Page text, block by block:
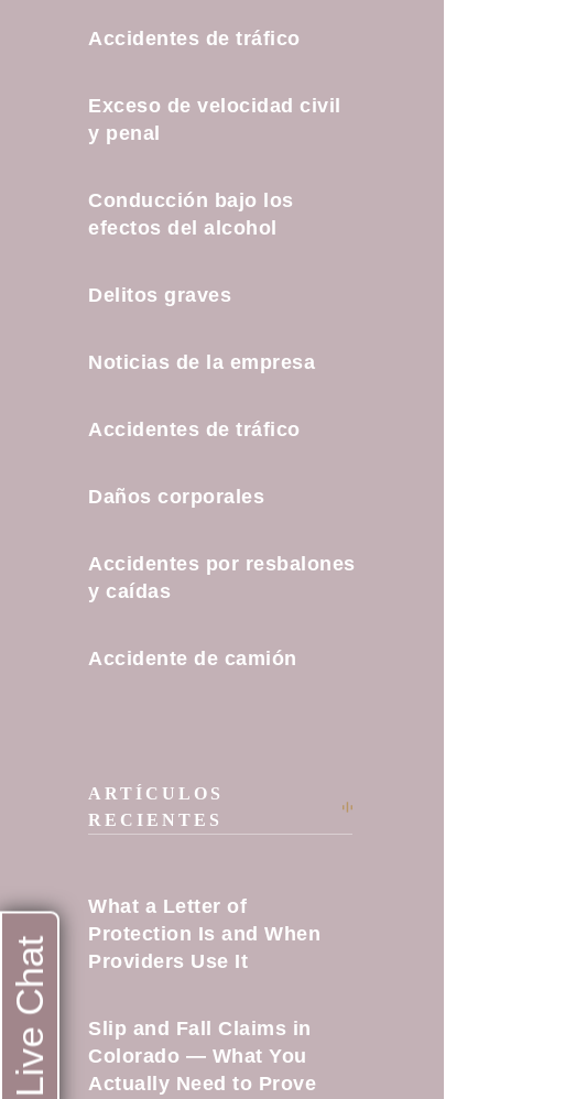
Accidentes de tráfico
Exceso de velocidad civil
y penal
Conducción bajo los
efectos del alcohol
Delitos graves
Noticias de la empresa
Accidentes de tráfico
Daños corporales
Accidentes por resbalones
y caídas
Accidente de camión
ARTÍCULOS
RECIENTES
What a Letter of
Protection Is and When
Providers Use It
Slip and Fall Claims in
Colorado — What You
Actually Need to Prove
Live Chat